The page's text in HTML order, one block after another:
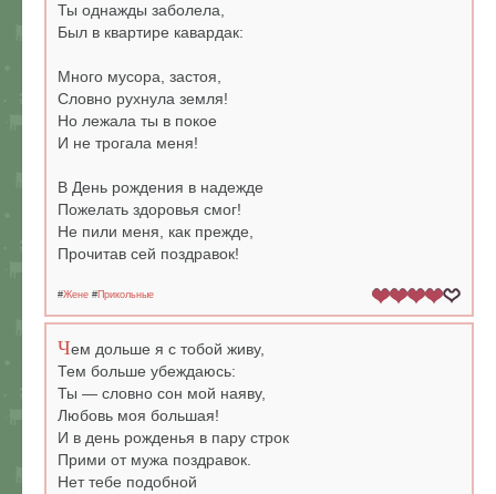
Ты однажды заболела,
Был в квартире кавардак:
Много мусора, застоя,
Словно рухнула земля!
Но лежала ты в покое
И не трогала меня!
В День рождения в надежде
Пожелать здоровья смог!
Не пили меня, как прежде,
Прочитав сей поздравок!
#Жене #Прикольные
Чем дольше я с тобой живу,
Тем больше убеждаюсь:
Ты — словно сон мой наяву,
Любовь моя большая!
И в день рожденья в пару строк
Прими от мужа поздравок.
Нет тебе подобной